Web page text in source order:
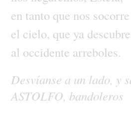
en tanto que nos socorre
el cielo, que ya descubre
al occidente arreboles.
Desvíanse a un lado, y
ASTOLFO, bandoleros